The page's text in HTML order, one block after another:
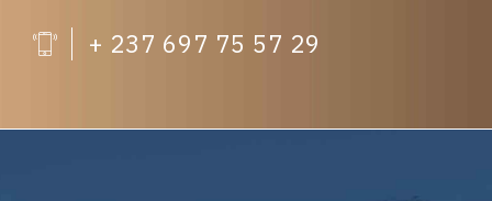
+ 237 697 75 57 29